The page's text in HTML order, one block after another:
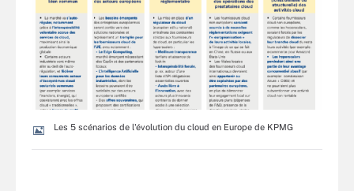
Les 5 scénarios de l'évolution du cloud en Europe de KPMG